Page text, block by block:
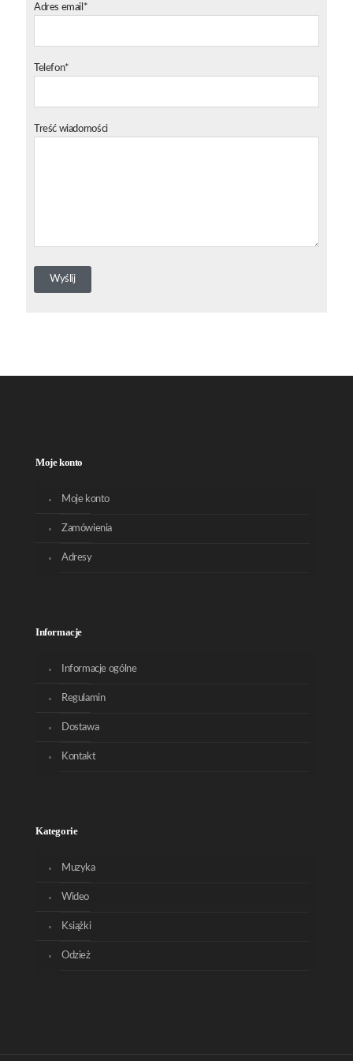
Adres email*
Telefon*
Treść wiadomości
Moje konto
Moje konto
Zamówienia
Adresy
Informacje
Informacje ogólne
Regulamin
Dostawa
Kontakt
Kategorie
Muzyka
Wideo
Książki
Odzież